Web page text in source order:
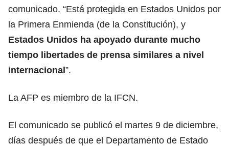
comunicado. “Está protegida en Estados Unidos por
la Primera Enmienda (de la Constitución), y
Estados Unidos ha apoyado durante mucho
tiempo libertades de prensa similares a nivel
internacional”.
La AFP es miembro de la IFCN.
El comunicado se publicó el martes 9 de diciembre,
días después de que el Departamento de Estado